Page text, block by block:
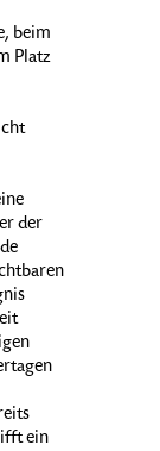
beim
Platz
der
ein